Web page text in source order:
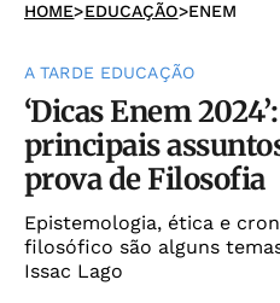
HOME>EDUCAÇÃO>ENEM
A TARDE EDUCAÇÃO
‘Dicas Enem
principais
prova de Filosofia
Epistemologia, ética e
filosófico são alguns
Issac Lago